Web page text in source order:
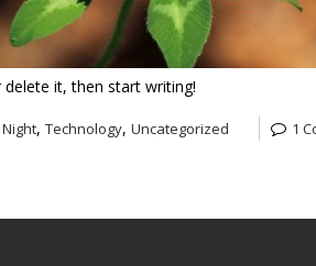
it, then start writing!
Night, Technology, Uncategorized 1